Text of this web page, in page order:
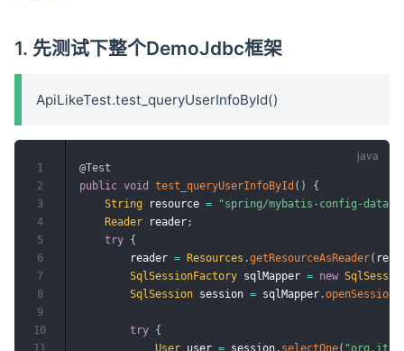
1. 先测试下整个DemoJdbc框架
ApiLikeTest.test_queryUserInfoById()
@Test
public void test_queryUserInfoById ( )
{
String resource =
"spring/mybatis-config-
Reader reader;
try {
        reader
= Resources .getResourceAsReader(
SqlSessionFactory sqlMapper = new
SqlSession session = sqlMapper .openSession
try {
User user = session . selectOne(
1
2
3
4
5
6
7
8
9
10
11